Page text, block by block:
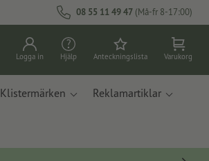
08 55 11 49 47 (Må-fr 8-17:00)
Logga in Hjälp Anteckningslista Varukorg
Klistermärken Reklamartiklar